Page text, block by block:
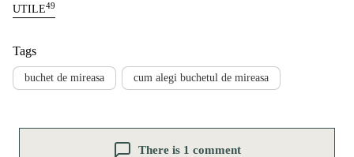
UTILE49
Tags
buchet de mireasa cum alegi buchetul de mireasa
There is 1 comment